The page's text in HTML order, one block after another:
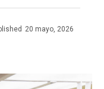
20 mayo, 2026